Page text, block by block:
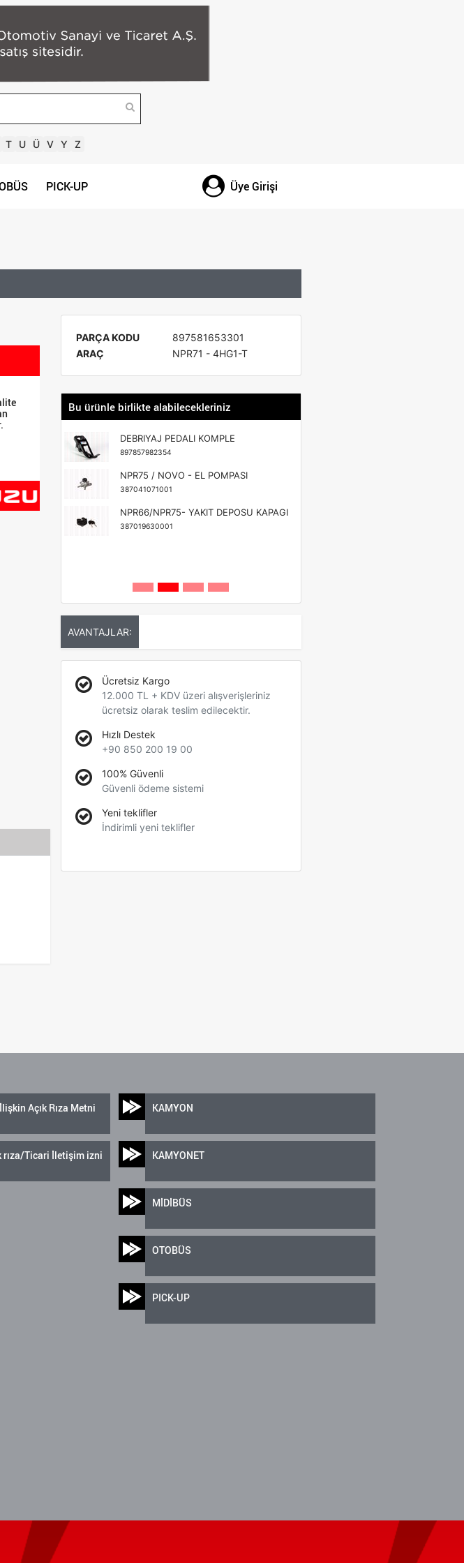
T U Ü V Y Z
PICK-UP Üye Girişi
PARÇA KODU
897581653301
ARAÇ
NPR71 - 4HG1-T
Bu ürünle birlikte alabilecekleriniz
DEBRIYAJ PEDALI KOMPLE
897857982354
NPR75 / NOVO - EL POMPASI
387041071001
NPR66/NPR75- YAKIT DEPOSU KAPAGI
387019630001
AVANTAJLAR:
Ücretsiz Kargo
12.000 TL + KDV üzeri alışverişleriniz
ücretsiz olarak teslim edilecektir.
Hızlı Destek
+90 850 200 19 00
100% Güvenli
Güvenli ödeme sistemi
Yeni teklifler
İndirimli yeni teklifler
Açık Rıza Metni
rıza/Ticari İletişim izni
KAMYON
KAMYONET
MİDİBÜS
OTOBÜS
PICK-UP